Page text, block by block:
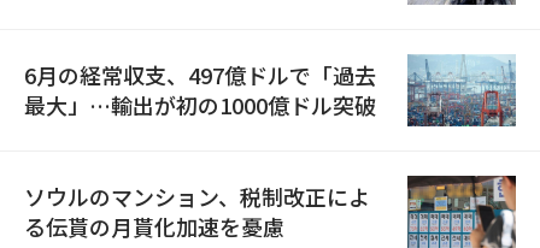
6月の経常収支、497億ドルで「過去
最大」…輸出が初の1000億ドル突破
ソウルのマンション、税制改正によ
る伝貰の月貰化加速を憂慮